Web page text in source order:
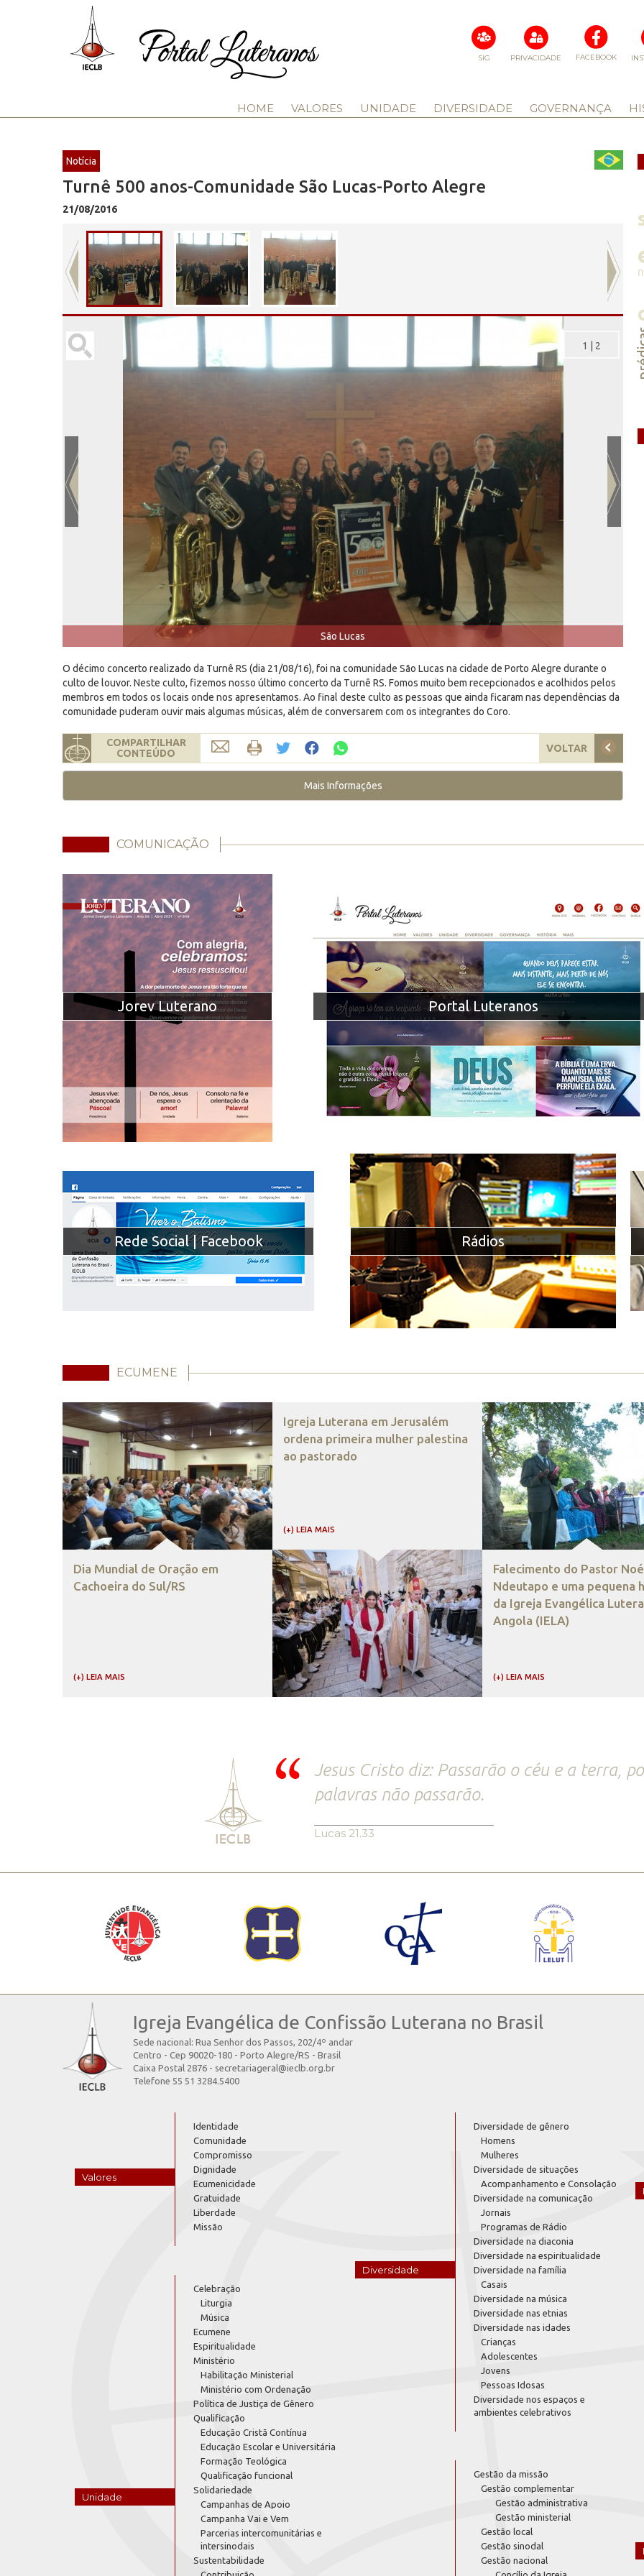
FACEBOOK
PRIVACIDADE
SIG
HOME VALORES UNIDADE DIVERSIDADE GOVERNANÇA
Notícia
Turnê 500 anos-Comunidade São Lucas-Porto Alegre
21/08/2016
São Lucas
1 2
O décimo concerto realizado da Turnê RS (dia 21/08/16), foi na comunidade São Lucas na cidade de Porto Alegre durante o
culto de louvor. Neste culto, fizemos nosso último concerto da Turnê RS. Fomos muito bem recepcionados e acolhidos pelos
membros em todos os locais onde nos apresentamos. Ao final deste culto as pessoas que ainda ficaram nas dependências da
comunidade puderam ouvir mais algumas músicas, além de conversarem com os integrantes do Coro.
COMPARTILHAR
CONTEÚDO
VOLTAR
Mais Informações
COMUNICAÇÃO
Jorev Luterano Portal Luteranos
Rede Social | Facebook Rádios
ECUMENE
Dia Mundial de Oração em
Cachoeira do Sul/RS
(+) LEIA MAIS
Igreja Luterana em Jerusalém
ordena primeira mulher palestina
ao pastorado
(+) LEIA MAIS
Falecimento do Pastor Noé
Ndeutapo e uma pequena
da Igreja Evangélica
Angola (IELA)
(+) LEIA MAIS
Jesus Cristo diz: Passarão o céu e a terra,
palavras não passarão.
Lucas 21.33
Igreja Evangélica de Confissão Luterana no Brasil
Sede nacional: Rua Senhor dos Passos, 202/4º andar
Centro - Cep 90020-180 - Porto Alegre/RS - Brasil
Caixa Postal 2876 - secretariageral@ieclb.org.br
Telefone 55 51 3284.5400
Valores
Identidade
Comunidade
Compromisso
Dignidade
Ecumenicidade
Gratuidade
Liberdade
Missão
Unidade
Celebração
Liturgia
Música
Ecumene
Espiritualidade
Ministério
Habilitação Ministerial
Ministério com Ordenação
Política de Justiça de Gênero
Qualificação
Educação Cristã Contínua
Educação Escolar e Universitária
Formação Teológica
Qualificação funcional
Solidariedade
Campanhas de Apoio
Campanha Vai e Vem
Parcerias intercomunitárias e
intersinodais
Sustentabilidade
Diversidade
Diversidade de gênero
Homens
Mulheres
Diversidade de situações
Acompanhamento e Consolação
Diversidade na comunicação
Jornais
Programas de Rádio
Diversidade na diaconia
Diversidade na espiritualidade
Diversidade na família
Casais
Diversidade na música
Diversidade nas etnias
Diversidade nas idades
Crianças
Adolescentes
Jovens
Pessoas Idosas
Diversidade nos espaços e
ambientes celebrativos
Gestão da missão
Gestão complementar
Gestão administrativa
Gestão ministerial
Gestão local
Gestão sinodal
Gestão nacional